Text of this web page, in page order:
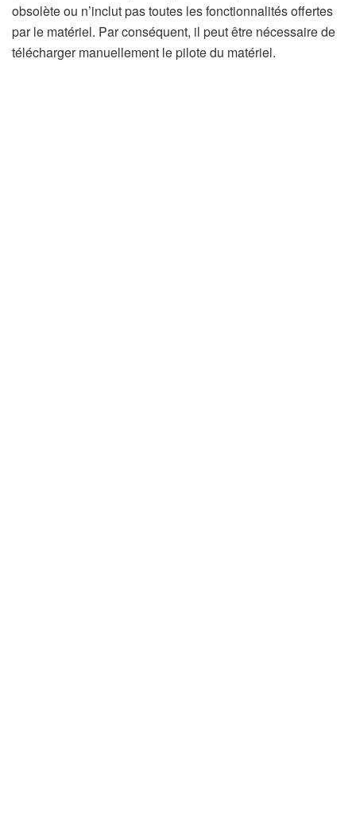
obsolète ou n’inclut pas toutes les fonctionnalités offertes
par le matériel. Par conséquent, il peut être nécessaire de
télécharger manuellement le pilote du matériel.